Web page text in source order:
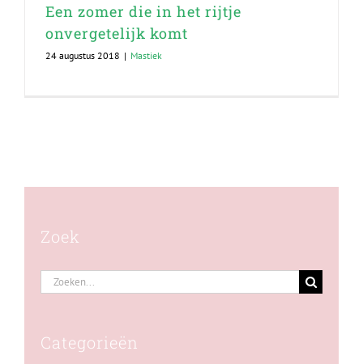
Een zomer die in het rijtje
onvergetelijk komt
24 augustus 2018 | Mastiek
Zoek
Zoeken
naar:
Categorieën